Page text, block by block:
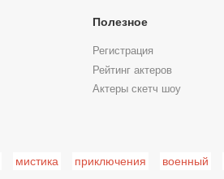
Полезное
Регистрация
Рейтинг актеров
Актеры скетч шоу
мистика приключения военный